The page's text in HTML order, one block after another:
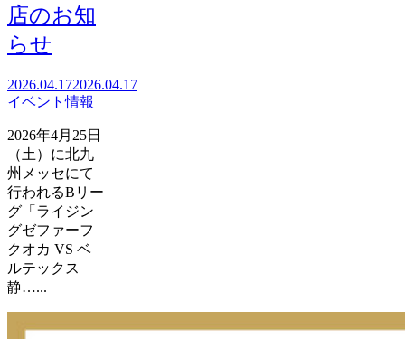
店のお知
らせ
2026.04.172026.04.17
イベント情報
2026年4月25日
（土）に北九
州メッセにて
行われるBリー
グ「ライジン
グゼファーフ
クオカ VS ベ
ルテックス
静…...